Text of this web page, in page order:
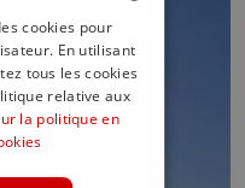
ENGLISH
SPANISH
FRENCH
cookies pour
En utilisant
tous les cookies
relative aux
la politique en